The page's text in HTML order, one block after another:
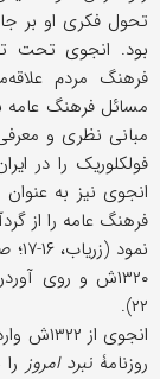
تحول فکری او بر
بود. انجوی تحت
مسائل فرهنگ عامه
مبانی نظری و
انجوی نیز به
فرهنگ عامه را از
۱۳۲۰ش و روی
۲۲).
روزنامۀنبرد امروز